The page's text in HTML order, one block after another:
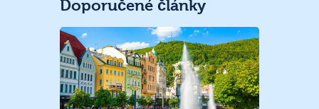
Doporučené články